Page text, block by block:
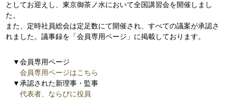
としてお迎えし、東京御茶ノ水において全国講習会を開催しまし
た。
また、定時社員総会は定足数にて開催され、すべての議案が承認さ
れました。議事録を「会員専用ページ」に掲載しております。
▼会員専用ページ
会員専用ページはこちら
▼承認された新理事・監事
代表者、ならびに役員